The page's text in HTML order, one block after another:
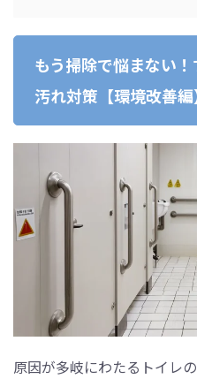
もう掃除で悩まない
汚れ対策【環境改善編
原因が多岐にわたるトイレ